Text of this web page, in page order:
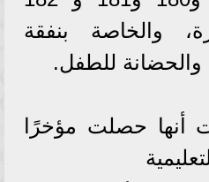
أسرة، والخاصة بنفقة
للطفل.
أنها حصلت مؤخرًا